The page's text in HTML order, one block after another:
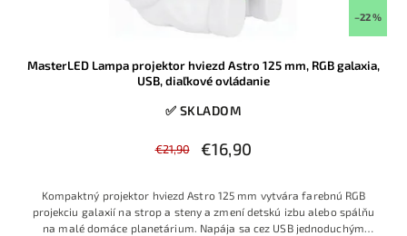
–22 %
MasterLED Lampa projektor hviezd Astro 125 mm, RGB galaxia,
USB, diaľkové ovládanie
✅ SKLADOM
€21,90 €16,90
Kompaktný projektor hviezd Astro 125 mm vytvára farebnú RGB
projekciu galaxií na strop a steny a zmení detskú izbu alebo spálňu
na malé domáce planetárium. Napája sa cez USB jednoduchým